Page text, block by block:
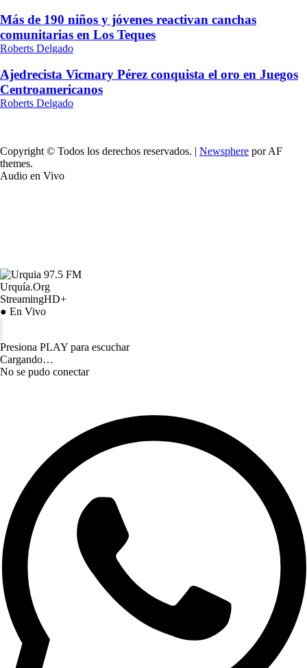
Más de 190 niños y jóvenes reactivan canchas
comunitarias en Los Teques
Roberts Delgado
Ajedrecista Vicmary Pérez conquista el oro en Juegos
Centroamericanos
Roberts Delgado
Copyright © Todos los derechos reservados. | Newsphere por AF
themes.
Audio en Vivo
Urquía.Org
StreamingHD+
● En Vivo
Presiona PLAY para escuchar
Cargando…
No se pudo conectar